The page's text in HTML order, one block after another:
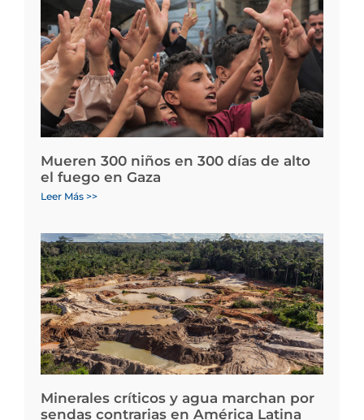
Mueren 300 niños en 300 días de alto
el fuego en Gaza
Leer Más >>
Minerales críticos y agua marchan por
sendas contrarias en América Latina